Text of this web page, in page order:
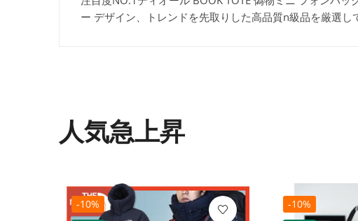
ー デザイン、トレンドを先取りした高品質n級品を厳選
人気急上昇
-10%
-10%